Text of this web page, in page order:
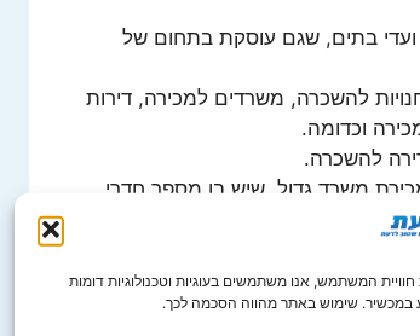
המשתמש, אנו משתמשים בעוגיות וטכנולוגיות דומות
במכשיר. שימוש באתר מהווה הסכמה לכך.
בתים, שגם עוסקת בתחום של
להשכרה, משרדים למכירה, דירות
וכדומה.
להשכרה.
משרד גדול, שיש בו מספר חדרי
שלו.
מהנכס שברשותו.